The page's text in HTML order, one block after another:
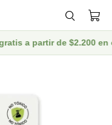
a partir de $2.200 en